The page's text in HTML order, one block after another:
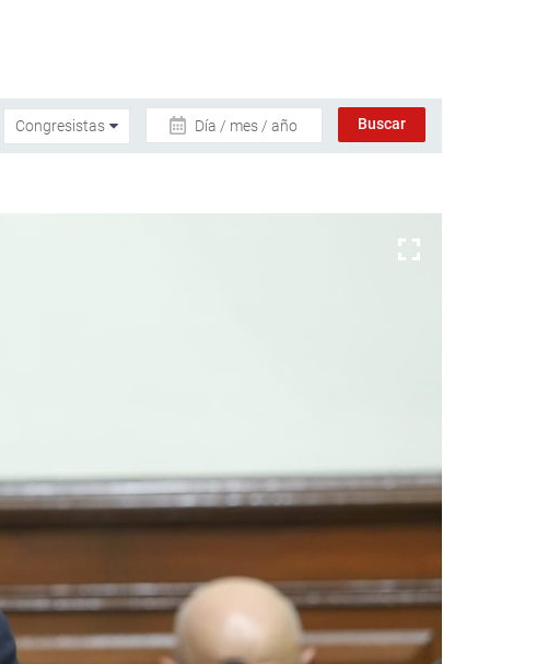
Día / mes / año